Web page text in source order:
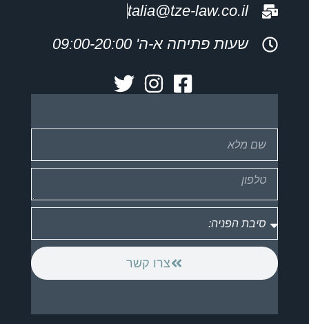
talia@tze-law.co.il
שעות פתיחה א-ה' 09:00-20:00
צרו קשר